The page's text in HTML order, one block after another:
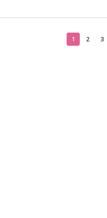
1 2 3